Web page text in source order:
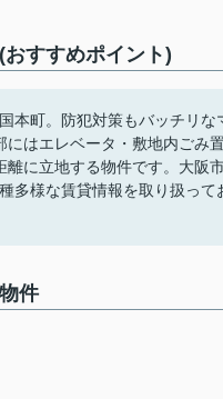
すすめポイント)
本町。防犯対策もバッチリ
はエレベータ・敷地内ごみ
離に立地する物件です。大阪
多様な賃貸情報を取り扱っ
件